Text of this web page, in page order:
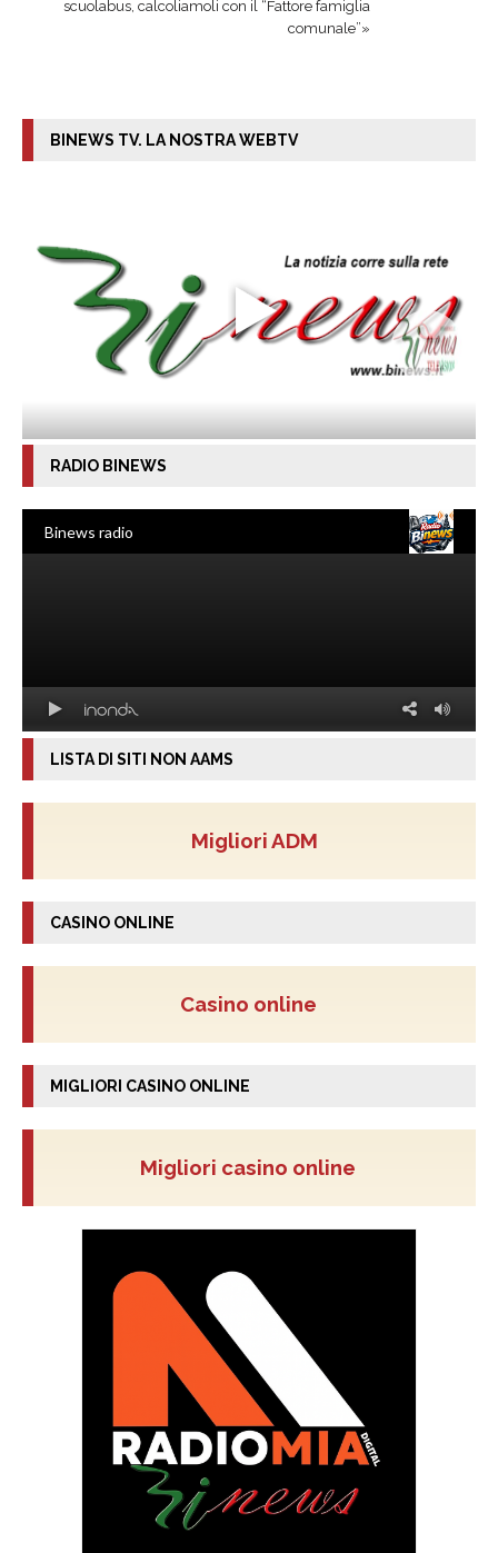
scuolabus, calcoliamoli con il “Fattore famiglia
comunale”»
BINEWS TV. LA NOSTRA WEBTV
RADIO BINEWS
LISTA DI SITI NON AAMS
Migliori ADM
CASINO ONLINE
Casino online
MIGLIORI CASINO ONLINE
Migliori casino online